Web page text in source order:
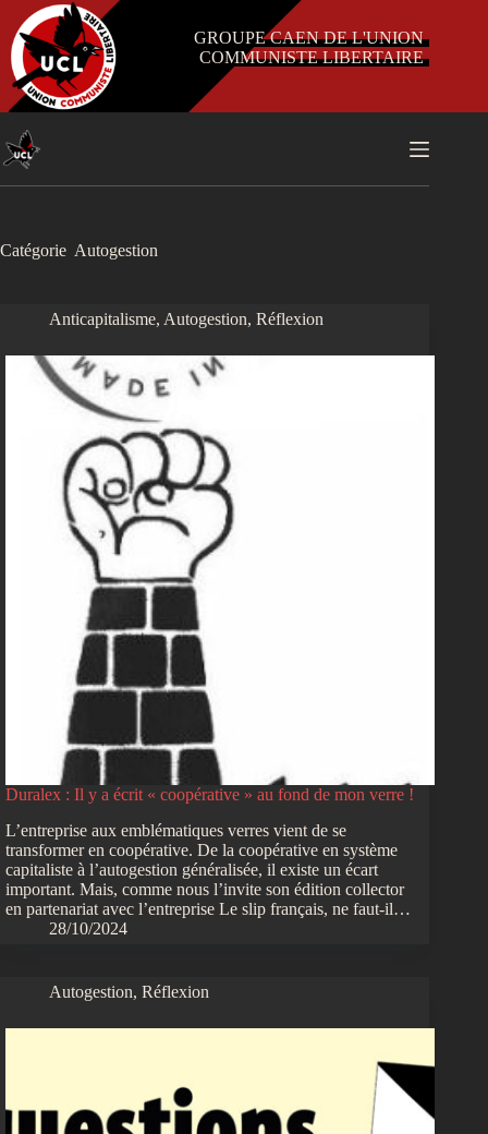
Passer
contenu
GROUPE CAEN DE L'UNION
COMMUNISTE LIBERTAIRE
Catégorie Autogestion
Anticapitalisme, Autogestion, Réflexion
Duralex : Il y a écrit « coopérative » au fond de mon verre !
L’entreprise aux emblématiques verres vient de se
transformer en coopérative. De la coopérative en système
capitaliste à l’autogestion généralisée, il existe un écart
important. Mais, comme nous l’invite son édition collector
en partenariat avec l’entreprise Le slip français, ne faut-il…
28/10/2024
Autogestion, Réflexion